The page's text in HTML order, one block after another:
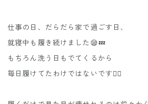
仕事の日、だらだら家で過ごす日、
就寝中も履き続けました😪💤
もちろん洗う日もでてくるから
毎日履けてたわけではないです🙅‍♀️